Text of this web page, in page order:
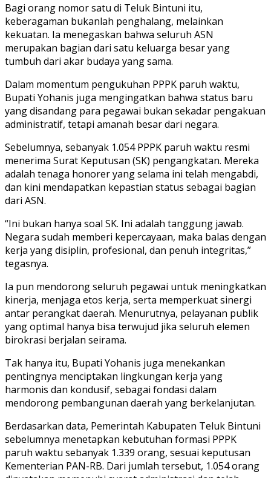
Bagi orang nomor satu di Teluk Bintuni itu,
keberagaman bukanlah penghalang, melainkan
kekuatan. Ia menegaskan bahwa seluruh ASN
merupakan bagian dari satu keluarga besar yang
tumbuh dari akar budaya yang sama.
Dalam momentum pengukuhan PPPK paruh waktu,
Bupati Yohanis juga mengingatkan bahwa status baru
yang disandang para pegawai bukan sekadar pengakuan
administratif, tetapi amanah besar dari negara.
Sebelumnya, sebanyak 1.054 PPPK paruh waktu resmi
menerima Surat Keputusan (SK) pengangkatan. Mereka
adalah tenaga honorer yang selama ini telah mengabdi,
dan kini mendapatkan kepastian status sebagai bagian
dari ASN.
“Ini bukan hanya soal SK. Ini adalah tanggung jawab.
Negara sudah memberi kepercayaan, maka balas dengan
kerja yang disiplin, profesional, dan penuh integritas,”
tegasnya.
Ia pun mendorong seluruh pegawai untuk meningkatkan
kinerja, menjaga etos kerja, serta memperkuat sinergi
antar perangkat daerah. Menurutnya, pelayanan publik
yang optimal hanya bisa terwujud jika seluruh elemen
birokrasi berjalan seirama.
Tak hanya itu, Bupati Yohanis juga menekankan
pentingnya menciptakan lingkungan kerja yang
harmonis dan kondusif, sebagai fondasi dalam
mendorong pembangunan daerah yang berkelanjutan.
Berdasarkan data, Pemerintah Kabupaten Teluk Bintuni
sebelumnya menetapkan kebutuhan formasi PPPK
paruh waktu sebanyak 1.339 orang, sesuai keputusan
Kementerian PAN-RB. Dari jumlah tersebut, 1.054 orang